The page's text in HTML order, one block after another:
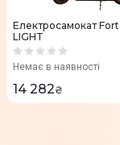
Електросамокат
LIGHT
Немає в наявності
14 282₴